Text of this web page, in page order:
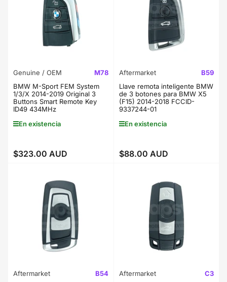
Genuine / OEM
M78
BMW M-Sport FEM System
1/3/X 2014-2019 Original 3
Buttons Smart Remote Key
ID49 434MHz
En existencia
Precio
$323.00 AUD
Aftermarket
B59
Llave remota inteligente BMW
de 3 botones para BMW X5
(F15) 2014-2018 FCCID-
9337244-01
En existencia
Precio
$88.00 AUD
Aftermarket
B54
Aftermarket
C3